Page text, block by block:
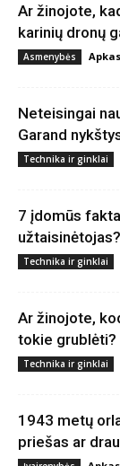
Ar žinojote,
karinių dronų
Asmenybės
Neteisingai
Garand
Technika ir ginklai
7 įdomūs
užtaisinėtojas?
Technika ir ginklai
Ar žinojote,
tokie grublėti?
Technika ir ginklai
1943 metų
priešas ar